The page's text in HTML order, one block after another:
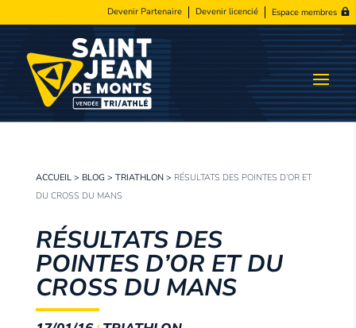
Devenir Partenaire Devenir licencié Espace membres
ACCUEIL> BLOG > TRIATHLON> RÉSULTATS DES POINTES D’OR ET
DU CROSS DU MANS
RÉSULTATS DES
POINTES D’OR ET DU
CROSS DU MANS